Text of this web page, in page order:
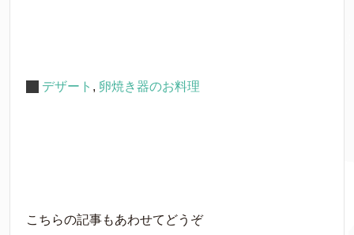
デザート , 卵焼き器のお料理
こちらの記事もあわせてどうぞ